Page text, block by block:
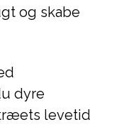
og skabe
dyre
levetid